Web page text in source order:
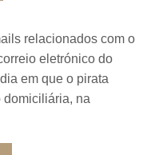
relacionados com o
eletrónico do
em que o pirata
domiciliária, na